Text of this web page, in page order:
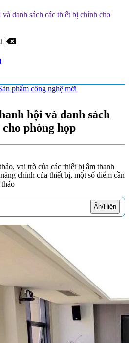
phẩm công nghệ mới
hội và danh sách
phòng họp
vai trò của các thiết bị âm thanh
chính của thiết bị, một số điểm cần
Ẩn/Hiện